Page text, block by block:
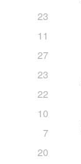
23
11
27
23
22
10
7
20